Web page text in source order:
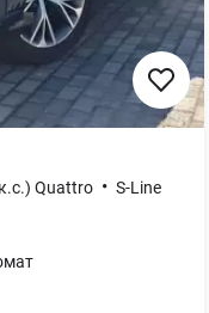
Quattro • S-Line